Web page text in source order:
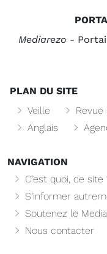
Mediarezo -
PLAN DU SITE
Veille
Anglais
NAVIGATION
C’est quoi, ce site
S’informer
Soutenez le
Nous contacter